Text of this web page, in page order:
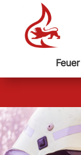
Feuer